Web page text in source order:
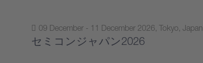
09 December - 11 December 2026, Tokyo, Japan
セミコンジャパン2026